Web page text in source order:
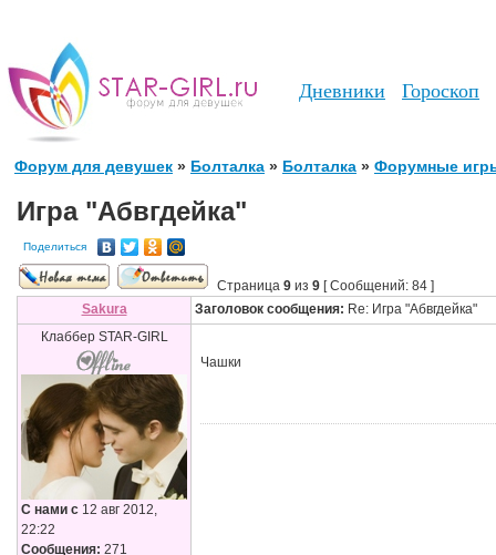
Дневники Гороскоп
Форум для девушек » Болталка » Болталка » Форумные
Игра "Абвгдейка"
Поделиться
Страница 9 из 9 [ Сообщений: 84 ]
Sakura
Заголовок сообщения: Re: Игра "Абвгдейка"
Клаббер STAR-GIRL
С нами с 12 авг 2012,
22:22
Сообщения: 271
Чашки